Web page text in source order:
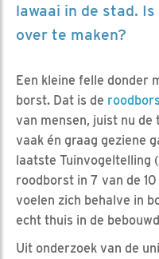
lawaai in de stad.
over te maken?
Een kleine felle donder
borst. Dat is de
van mensen, juist nu
vaak én graag geziene
laatste Tuinvogeltelling
roodborst in 7 van de
voelen zich behalve in
echt thuis in de
Uit onderzoek van de